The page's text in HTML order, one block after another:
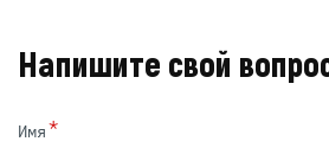
Напишите свой
Имя*